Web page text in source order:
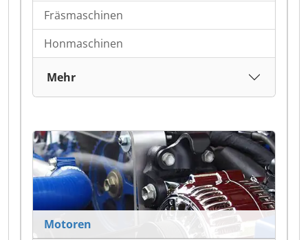
Fräsmaschinen
Honmaschinen
Mehr
Motoren